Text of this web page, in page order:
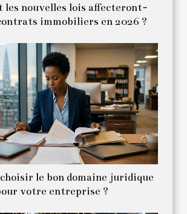
les nouvelles lois affecteront-
immobiliers en 2026 ?
le bon domaine juridique
votre entreprise ?